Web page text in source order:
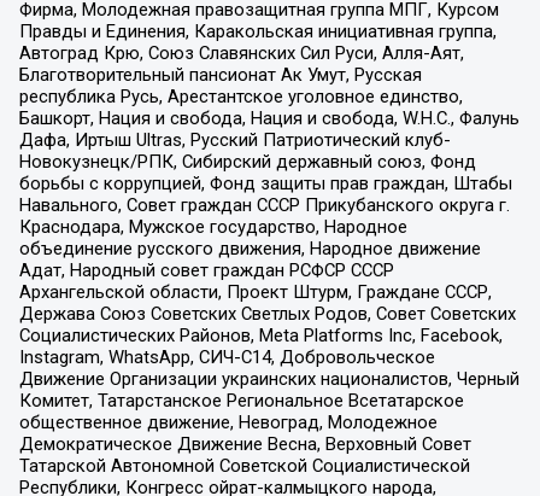
Фирма, Молодежная правозащитная группа МПГ, Курсом
Правды и Единения, Каракольская инициативная группа,
Автоград Крю, Союз Славянских Сил Руси, Алля-Аят,
Благотворительный пансионат Ак Умут, Русская
республика Русь, Арестантское уголовное единство,
Башкорт, Нация и свобода, Нация и свобода, W.H.С., Фалунь
Дафа, Иртыш Ultras, Русский Патриотический клуб-
Новокузнецк/РПК, Сибирский державный союз, Фонд
борьбы с коррупцией, Фонд защиты прав граждан, Штабы
Навального, Совет граждан СССР Прикубанского округа г.
Краснодара, Мужское государство, Народное
объединение русского движения, Народное движение
Адат, Народный совет граждан РСФСР СССР
Архангельской области, Проект Штурм, Граждане СССР,
Держава Союз Советских Светлых Родов, Совет Советских
Социалистических Районов, Meta Platforms Inc, Facebook,
Instagram, WhatsApp, СИЧ-С14, Добровольческое
Движение Организации украинских националистов, Черный
Комитет, Татарстанское Региональное Всетатарское
общественное движение, Невоград, Молодежное
Демократическое Движение Весна, Верховный Совет
Татарской Автономной Советской Социалистической
Республики, Конгресс ойрат-калмыцкого народа,